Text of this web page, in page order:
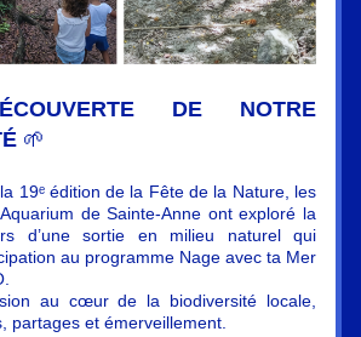
DE NOTRE
🌱
19ᵉ édition de la Fête de la Nature, les
de Sainte-Anne ont exploré la
d’une sortie en milieu naturel qui
au programme Nage avec ta Mer
au cœur de la biodiversité locale,
partages et émerveillement.